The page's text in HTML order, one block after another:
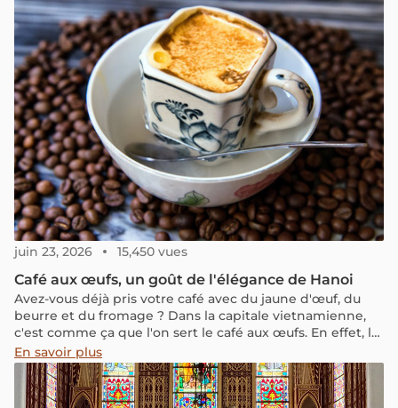
juin 23, 2026 15,450 vues
Café aux œufs, un goût de l'élégance de Hanoi
Avez-vous déjà pris votre café avec du jaune d'œuf, du
beurre et du fromage ? Dans la capitale vietnamienne,
c'est comme ça que l'on sert le café aux œufs. En effet, le
Vietnam n’est pas seulement célèbre pour ses grains de
café qualitatifs mais aussi pour la façon de le déguster.
En savoir plus